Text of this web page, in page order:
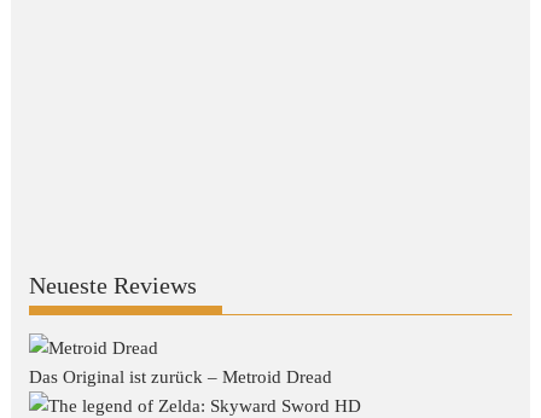
Neueste Reviews
Das Original ist zurück – Metroid Dread